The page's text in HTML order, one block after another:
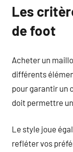
Les
de foot
Acheter un
différents
pour garantir un
doit permettre
Le style joue
refléter vos